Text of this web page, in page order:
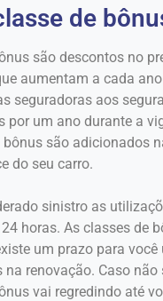
de
são descontos no
aumentam a cada
seguradoras aos
por um ano durante a
bônus são adicionados
do seu carro.
sinistro as
horas. As classes de
um prazo para
na renovação. Caso
vai regredindo até